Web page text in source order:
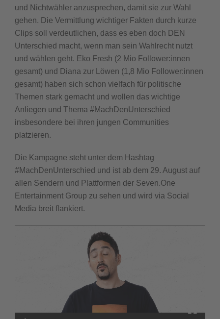
und Nichtwähler anzusprechen, damit sie zur Wahl
gehen. Die Vermittlung wichtiger Fakten durch kurze
Clips soll verdeutlichen, dass es eben doch DEN
Unterschied macht, wenn man sein Wahlrecht nutzt
und wählen geht. Eko Fresh (2 Mio Follower:innen
gesamt) und Diana zur Löwen (1,8 Mio Follower:innen
gesamt) haben sich schon vielfach für politische
Themen stark gemacht und wollen das wichtige
Anliegen und Thema #MachDenUnterschied
insbesondere bei ihren jungen Communities
platzieren.
Die Kampagne steht unter dem Hashtag
#MachDenUnterschied und ist ab dem 29. August auf
allen Sendern und Plattformen der Seven.One
Entertainment Group zu sehen und wird via Social
Media breit flankiert.